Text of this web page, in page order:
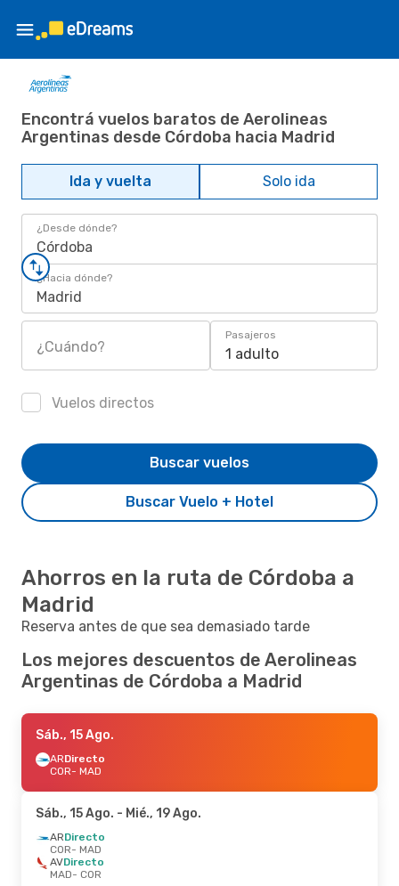
Encontrá vuelos baratos de Aerolineas
Argentinas desde Córdoba hacia Madrid
Ida y vuelta Solo ida
¿Desde dónde?
Córdoba
¿Hacia dónde?
Madrid
¿Cuándo?
Pasajeros
1 adulto
Vuelos directos
Buscar Vuelo + Hotel
Buscar vuelos
Ahorros en la ruta de Córdoba a
Madrid
Reserva antes de que sea demasiado tarde
Los mejores descuentos de Aerolineas
Argentinas de Córdoba a Madrid
Sáb., 15 Ago.
ARDirecto
COR- MAD
Sáb., 15 Ago. - Mié., 19 Ago.
ARDirecto
COR- MAD
AVDirecto
MAD- COR